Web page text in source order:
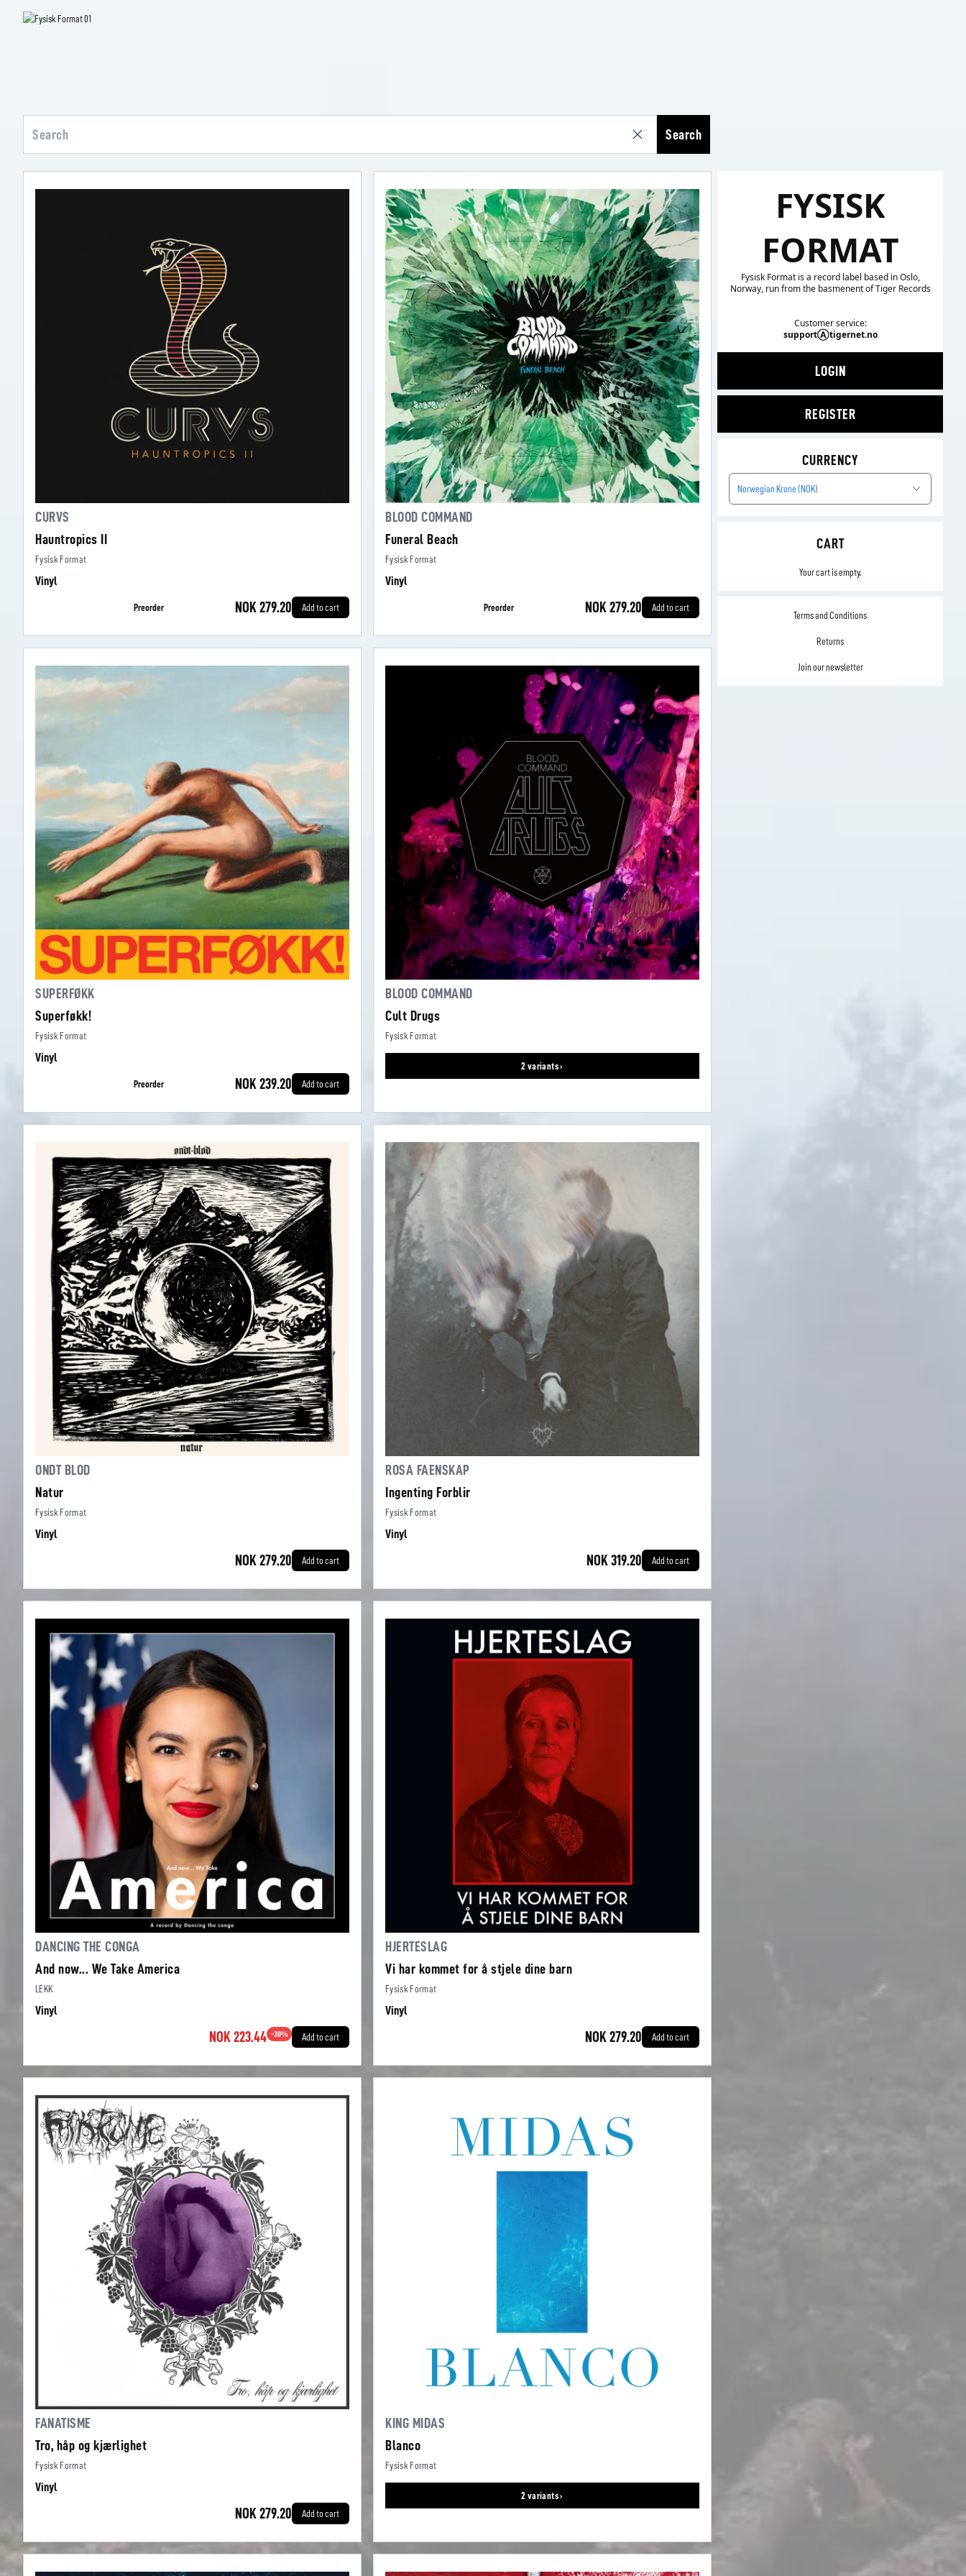
Search
CURVS
Hauntropics II
Fysisk Format
Vinyl
Preorder NOK 279.20 Add to cart
BLOOD COMMAND
Funeral Beach
Fysisk Format
Vinyl
Preorder NOK 279.20 Add to cart
SUPERFØKK
Superføkk!
Fysisk Format
Vinyl
Preorder NOK 239.20 Add to cart
BLOOD COMMAND
Cult Drugs
Fysisk Format
2 variants ›
ONDT BLOD
Natur
Fysisk Format
Vinyl
NOK 279.20 Add to cart
ROSA FAENSKAP
Ingenting Forblir
Fysisk Format
Vinyl
NOK 319.20 Add to cart
DANCING THE CONGA
And now... We Take America
LEKK
Vinyl
NOK 223.44 -30% Add to cart
HJERTESLAG
Vi har kommet for å stjele dine barn
Fysisk Format
Vinyl
NOK 279.20 Add to cart
FANATISME
Tro, håp og kjærlighet
Fysisk Format
Vinyl
NOK 279.20 Add to cart
KING MIDAS
Blanco
Fysisk Format
2 variants ›
FYSISK
FORMAT
Fysisk Format is a record label based in Oslo,
Norway, run from the basmenent of Tiger Records
Customer service:
supportⒶtigernet.no
LOGIN
REGISTER
CURRENCY
Norwegian Krone (NOK)
CART
Your cart is empty.
Terms and Conditions
Returns
Join our newsletter